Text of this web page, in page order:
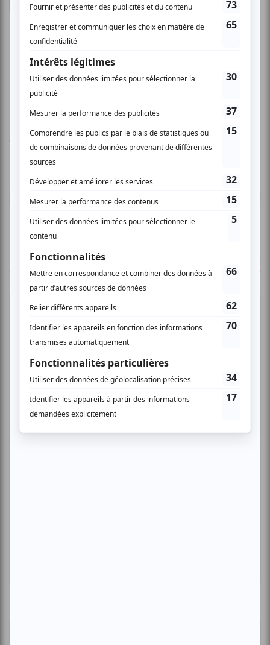
éclectique pour initiés et apôtres de momentum.
Une célébration la longévité de la troupe et de
la complicité entre les comédiens comédiennes
et leur public. J'attends le prochain Rendez-
Vous devez être connecté pour
donner un avis.
Connectez-vous ici.
TOUTES LES OFFRES